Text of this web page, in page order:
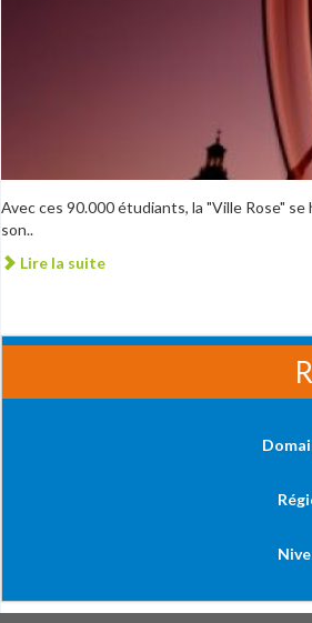
Avec ces 90.000 étudiants, la "Ville Rose"
son..
Lire la suite